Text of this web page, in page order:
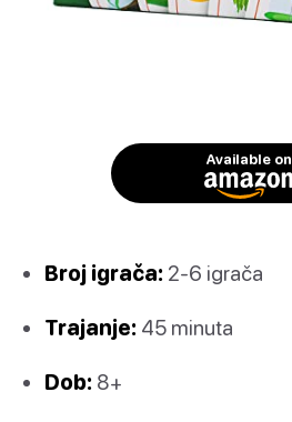
Available on
Broj igrača: 2-6 igrača
Trajanje: 45 minuta
Dob: 8+